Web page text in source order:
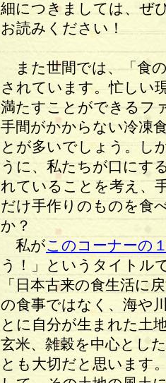
細につきましては、ぜ
お読みください！
また世間では、「食
されています。忙しい
満たすことができるフ
手間がかからない冷凍
とが多いでしょう。し
うに、私たちが口にす
れていることを考え、
だけ手作りのものを食
か？
私がこのコーナーの
う！」というタイトル
「日本古来の食生活に
の食事ではなく、海や
とに自分が生まれた土
玄米、雑穀を中心とし
とも大切だと思います